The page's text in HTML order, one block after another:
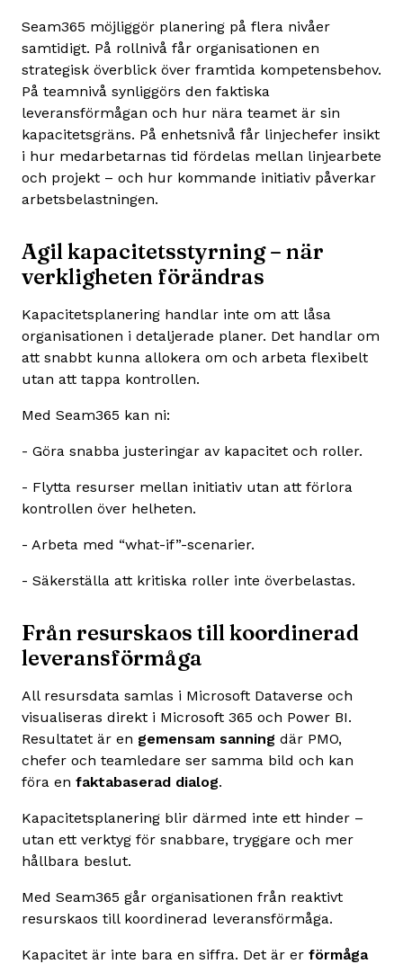
Seam365 möjliggör planering på flera nivåer
samtidigt. På rollnivå får organisationen en
strategisk överblick över framtida kompetensbehov.
På teamnivå synliggörs den faktiska
leveransförmågan och hur nära teamet är sin
kapacitetsgräns. På enhetsnivå får linjechefer insikt
i hur medarbetarnas tid fördelas mellan linjearbete
och projekt – och hur kommande initiativ påverkar
arbetsbelastningen.
Agil kapacitetsstyrning – när
verkligheten förändras
Kapacitetsplanering handlar inte om att låsa
organisationen i detaljerade planer. Det handlar om
att snabbt kunna allokera om och arbeta flexibelt
utan att tappa kontrollen.
Med Seam365 kan ni:
- Göra snabba justeringar av kapacitet och roller.
- Flytta resurser mellan initiativ utan att förlora
kontrollen över helheten.
- Arbeta med “what-if”-scenarier.
- Säkerställa att kritiska roller inte överbelastas.
Från resurskaos till koordinerad
leveransförmåga
All resursdata samlas i Microsoft Dataverse och
visualiseras direkt i Microsoft 365 och Power BI.
Resultatet är en gemensam sanning där PMO,
chefer och teamledare ser samma bild och kan
föra en faktabaserad dialog.
Kapacitetsplanering blir därmed inte ett hinder –
utan ett verktyg för snabbare, tryggare och mer
hållbara beslut.
Med Seam365 går organisationen från reaktivt
resurskaos till koordinerad leveransförmåga.
Kapacitet är inte bara en siffra. Det är er förmåga